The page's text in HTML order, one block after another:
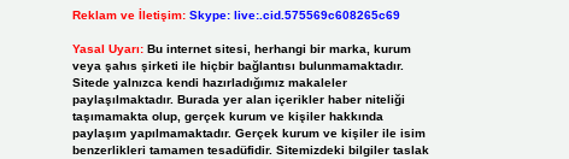
Reklam ve İletişim: Skype: live:.cid.575569c608265c69
Yasal Uyarı: Bu internet sitesi, herhangi bir marka, kurum
veya şahıs şirketi ile hiçbir bağlantısı bulunmamaktadır.
Sitede yalnızca kendi hazırladığımız makaleler
paylaşılmaktadır. Burada yer alan içerikler haber niteliği
taşımamakta olup, gerçek kurum ve kişiler hakkında
paylaşım yapılmamaktadır. Gerçek kurum ve kişiler ile isim
benzerlikleri tamamen tesadüfidir. Sitemizdeki bilgiler taslak